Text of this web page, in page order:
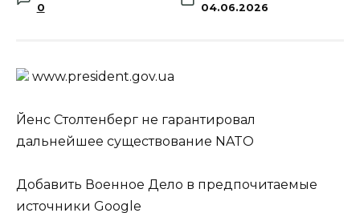
0 04.06.2026
www.prеsidеnt.gоv.uа
Йенс Столтенберг не гарантировал
дальнейшее существование NATO
Добавить Военное Дело в предпочитаемые
источники Google